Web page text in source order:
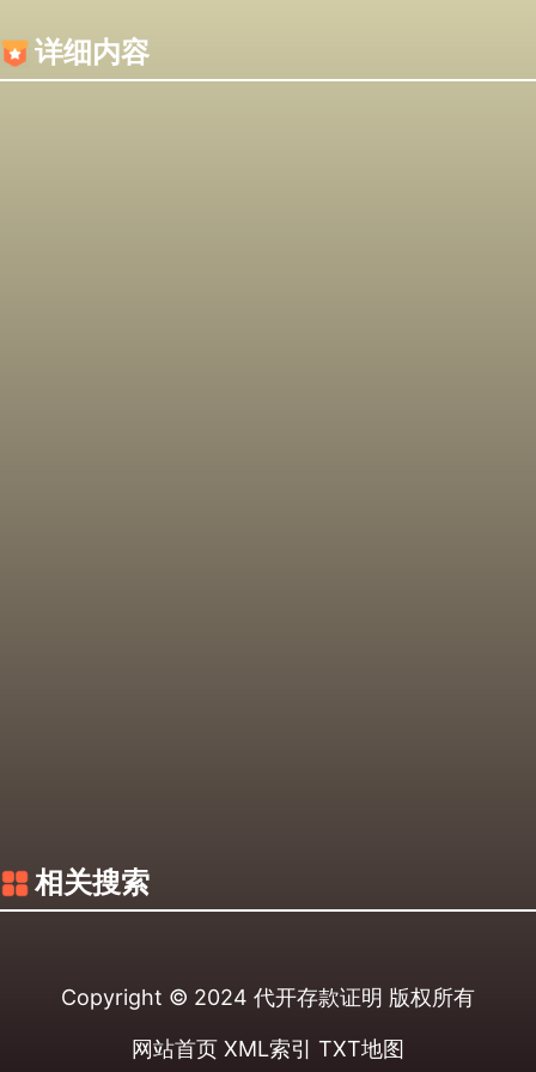
详细内容
相关搜索
Copyright © 2024 代开存款证明 版权所有
网站首页 XML索引 TXT地图